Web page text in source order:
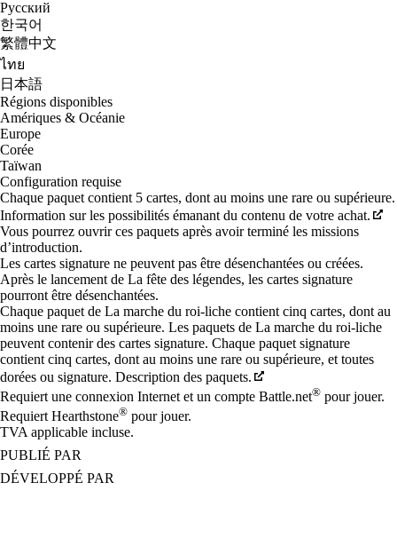
Русский
한국어
繁體中文
ไทย
日本語
Régions disponibles
Amériques & Océanie
Europe
Corée
Taïwan
Configuration requise
Chaque paquet contient 5 cartes, dont au moins une rare ou supérieure.
Information sur les possibilités émanant du contenu de votre achat.
Vous pourrez ouvrir ces paquets après avoir terminé les missions
d’introduction.
Les cartes signature ne peuvent pas être désenchantées ou créées.
Après le lancement de La fête des légendes, les cartes signature
pourront être désenchantées.
Chaque paquet de La marche du roi-liche contient cinq cartes, dont au
moins une rare ou supérieure. Les paquets de La marche du roi-liche
peuvent contenir des cartes signature. Chaque paquet signature
contient cinq cartes, dont au moins une rare ou supérieure, et toutes
dorées ou signature. Description des paquets.
Requiert une connexion Internet et un compte Battle.net® pour jouer.
Requiert Hearthstone® pour jouer.
TVA applicable incluse.
PUBLIÉ PAR
DÉVELOPPÉ PAR